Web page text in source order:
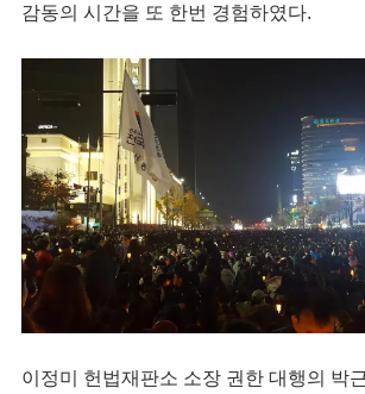
감동의 시간을 또 한번 경험하였다.
이정미 헌법재판소 소장 권한 대행의 박